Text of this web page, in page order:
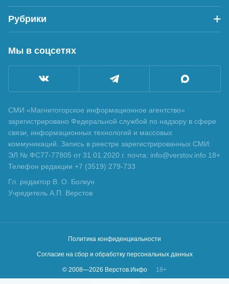
Рубрики
Мы в соцсетях
СМИ «Магнитогорское информационное агентство»
зарегистрировано Федеральной службой по надзору в сфере
связи, информационных технологий и массовых
коммуникаций. Запись в реестре зарегистрированных СМИ:
ЭЛ № ФС77-77805 от 31.01.2020 г. почта: info@verstov.info 18+
Телефон редакции +7 (3519) 279-733
Гл. редактор В. О. Болкун
Учредитель А.П. Верстов
Политика конфиденциальности
Согласие на сбор и обработку персональных данных
© 2008—2026 Верстов.Инфо
18+